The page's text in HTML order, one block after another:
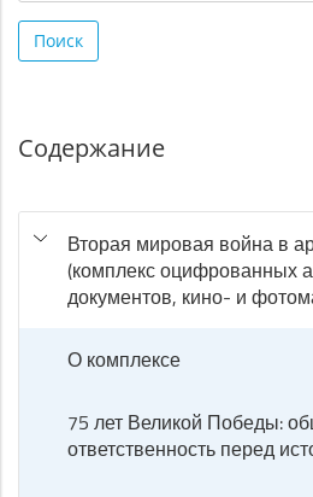
строку
для
Поиск
Содержание
Вторая мировая война в
(комплекс оцифрованных
документов, кино- и
О комплексе
75 лет Великой Победы:
ответственность перед